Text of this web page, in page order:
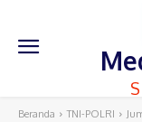
Beranda TNI-POLRI